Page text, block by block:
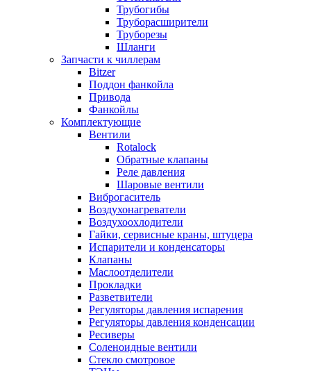
Трубогибы
Труборасширители
Труборезы
Шланги
Запчасти к чиллерам
Bitzer
Поддон фанкойла
Привода
Фанкойлы
Комплектующие
Вентили
Rotalock
Обратные клапаны
Реле давления
Шаровые вентили
Виброгаситель
Воздухонагреватели
Воздухоохлодители
Гайки, сервисные краны, штуцера
Испарители и конденсаторы
Клапаны
Маслоотделители
Прокладки
Разветвители
Регуляторы давления испарения
Регуляторы давления конденсации
Ресиверы
Соленоидные вентили
Стекло смотровое